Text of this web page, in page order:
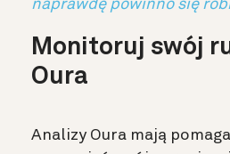
naprawdę powinno się
Monitoruj swój
Oura
Analizy Oura mają